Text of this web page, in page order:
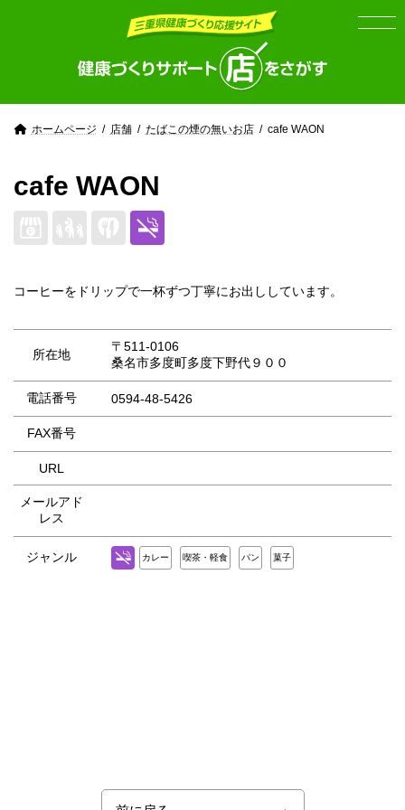
ホームページ 店舗 たばこの煙の無いお店 cafe WAON
cafe WAON
コーヒーをドリップで一杯ずつ丁寧にお出ししています。
所在地
〒511-0106
桑名市多度町多度下野代９００
電話番号 0594-48-5426
FAX番号
URL
メールアド
レス
ジャンル カレー 喫茶・軽食 パン 菓子